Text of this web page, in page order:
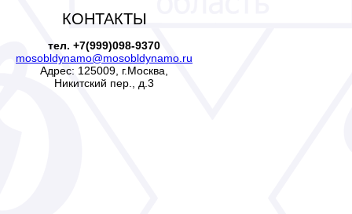
КОНТАКТЫ
тел. +7(999)098-9370
mosobldynamo@mosobldynamo.ru
Адрес: 125009, г.Москва,
Никитский пер., д.3